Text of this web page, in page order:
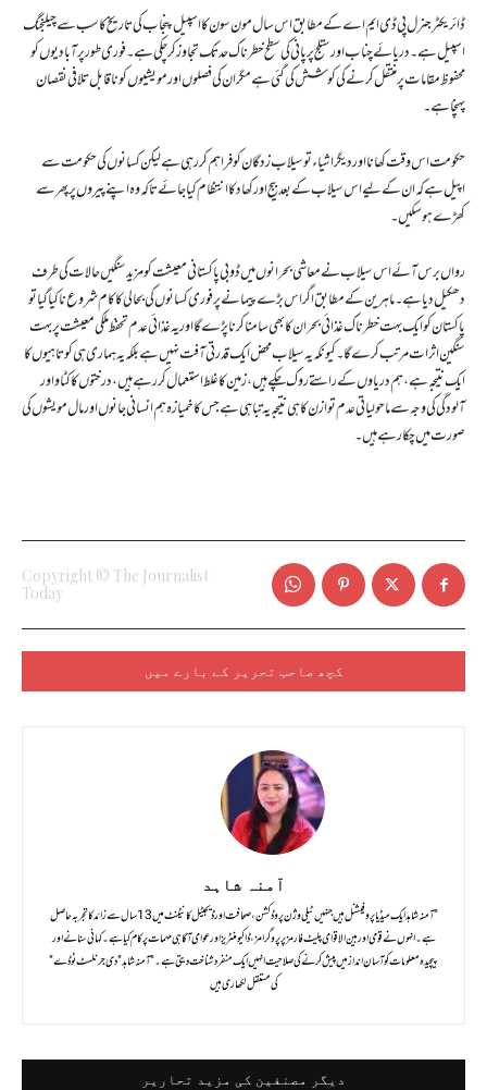
ڈائریکٹر جنرل پی ڈی ایم اے کے مطابق اس سال مون سون کا اسپیل پنجاب کی تاریخ کا سب سے چیلنجنگ
اسپیل ہے۔ دریائے چناب اور ستلج پر پانی کی سطح خطرناک حد تک تجاوز کر چکی ہے۔ فوری طورپرآبادیوں کو
محفوظ مقامات پر منتقل کرنے کی کوشش کی گئی ہے مگر ان کی فصلوں اور مویشیوں کو ناقابل تلافی نقصان
پہنچا ہے۔
حکومت اس وقت کھانا اور دیگر اشیاء تو سیلاب زدگان کو فراہم کر رہی ہے لیکن کسانوں کی حکومت سے
اپیل ہے کہ ان کے لیے اس سیلاب کے بعد بیج اور کھاد کا انتظام کیا جائے تاکہ وہ اپنے پیروں پر پھر سے
کھڑے ہو سکیں۔
رواں برس آئے اس سیلاب نے معاشی بحرانوں میں ڈوبی پاکستانی معیشت کو مزید سنگیں حالات کی طرف
دھکیل دیا ہے ۔ ماہرین کے مطابق اگر اس بڑے پیمانے پر فوری کسانوں کی بحالی کا کام شروع نا کیا گیا تو
پاکستان کو ایک بہت خطرناک غذائی بحران کا بھی سامنا کرنا پڑے گا اور یہ غذائی عدم تحفظ ملکی معیشت پر بہت
سنگین اثرات مرتب کرے گا۔ کیونکہ یہ سیلاب محض ایک قدرتی آفت نہیں ہے بلکہ یہ ہماری ہی کوتاہیوں کا
ایک نتیجہ ہے، ہم دریاوں کے راستے روک چکے ہیں ،زمین کا غلط استعمال کر رہے ہیں ، درختوں کا کٹاو اور
آلودگی کی وجہ سے ماحولیاتی عدم توازن کا ہی نتیجہ یہ تباہی ہے جس کا خمیازہ ہم انسانی جانوں اور مال مویشوں کی
صورت میں چکا رہے ہیں۔
Copyright © The Journalist
Today
کچھ صاحب تحریر کے بارے میں
آمنہ شاہد
"آمنہ شاہد ایک میڈیا پروفیشنل ہیں جنہیں ٹیلی وژن پروڈکشن، صحافت اور ڈیجیٹل کانٹینٹ میں 13 سال سے زائد کا تجربہ حاصل
ہے۔ انہوں نے قومی اور بین الاقوامی پلیٹ فارمز پر پروگرامز، ڈاکیومنٹریز اور عوامی آگاہی مہمات پر کام کیا ہے۔ کہانی سنانے اور
پیچیدہ معلومات کو آسان انداز میں پیش کرنے کی صلاحیت انہیں ایک منفرد شناخت دیتی ہے۔"آمنہ شاہد" دی جرنلسٹ ٹوڈے"
کی مستقل لکھاری ہیں
دیگر مصنفین کی مزید تحاریر